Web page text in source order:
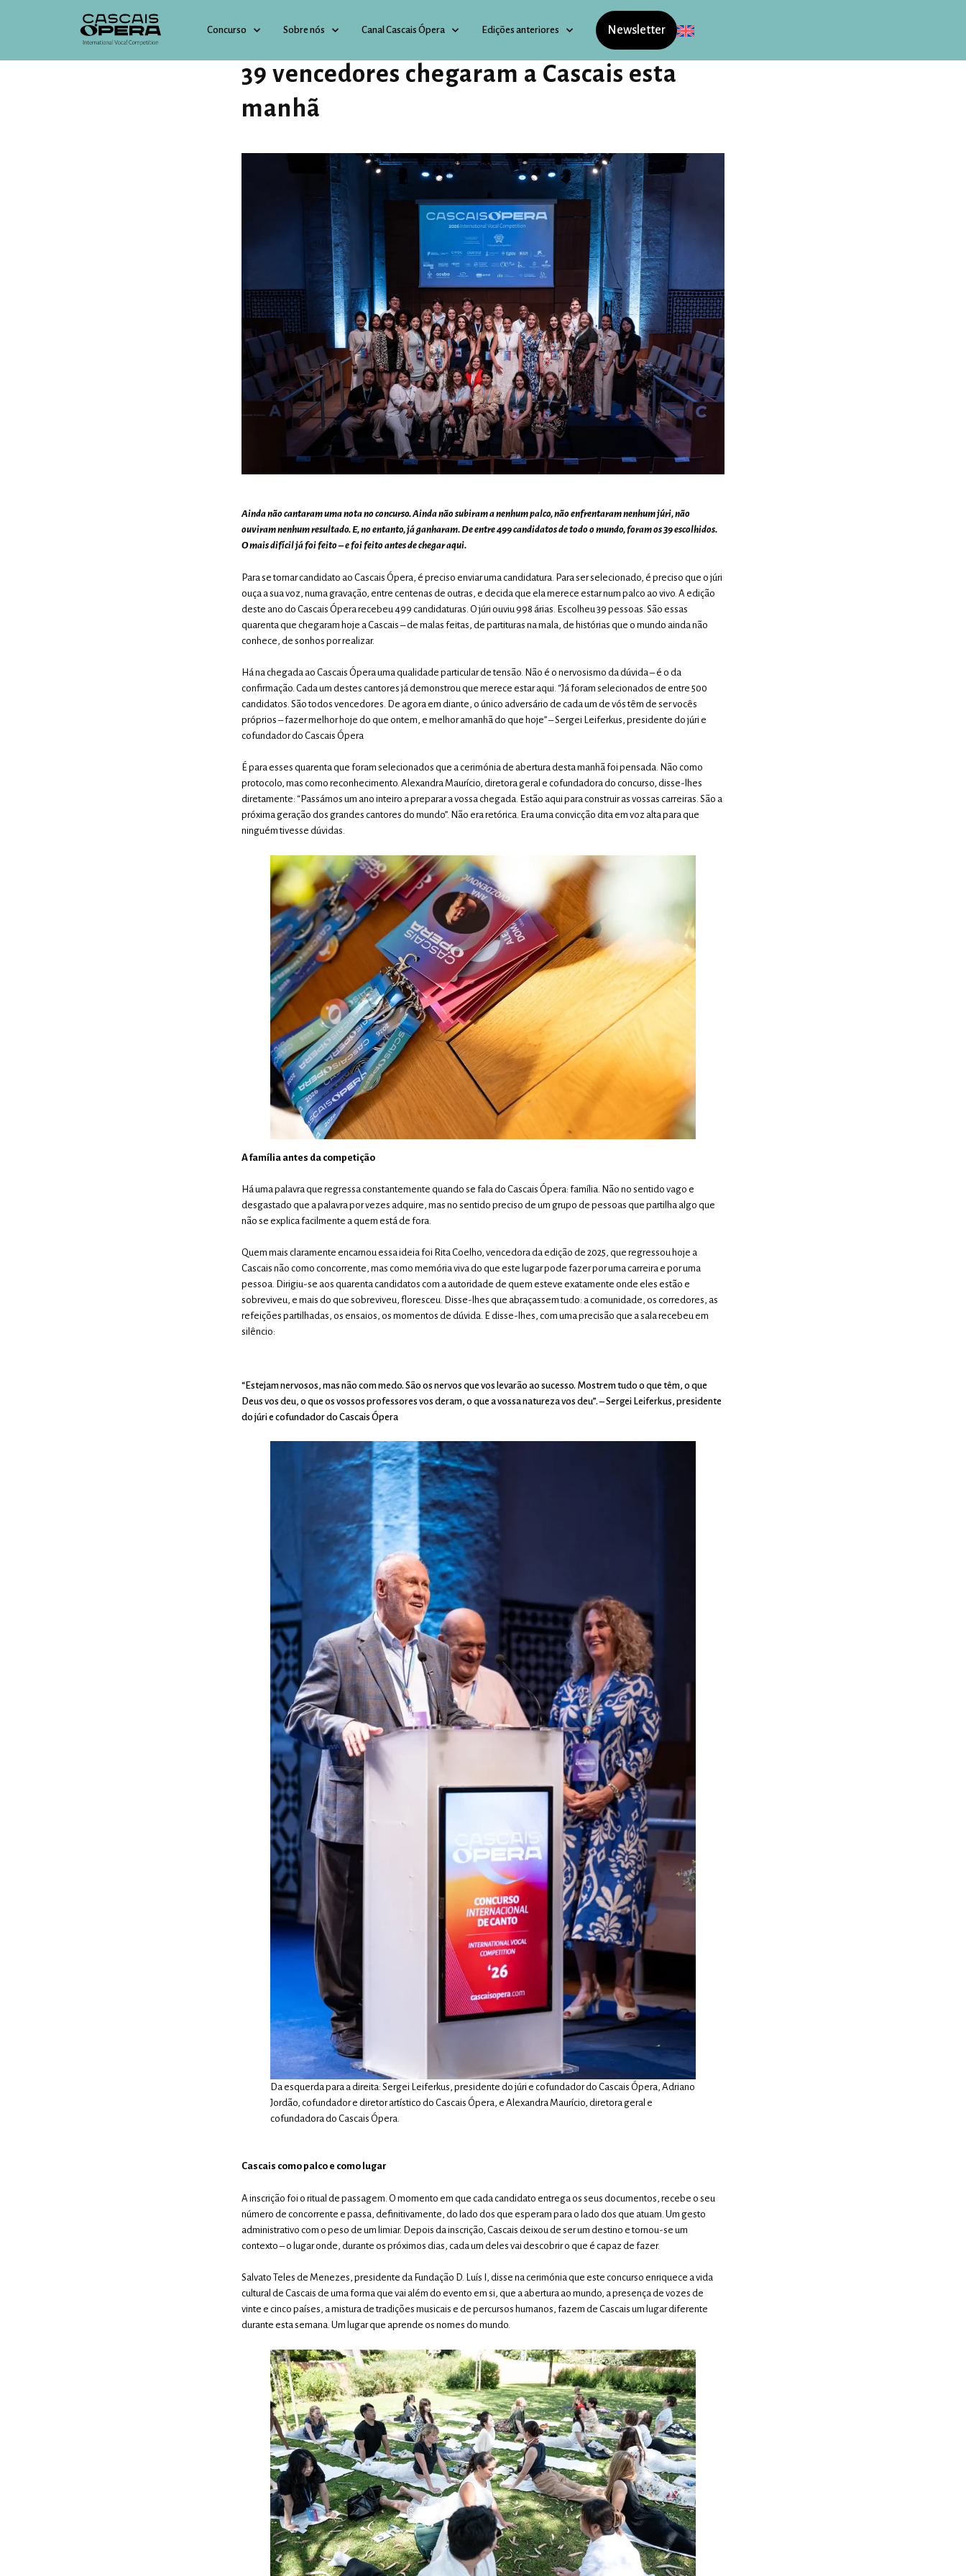
Concurso Sobre nós Canal Cascais Ópera Edições anteriores Newsletter
39 vencedores chegaram a Cascais esta
manhã
Ainda não cantaram uma nota no concurso. Ainda não subiram a nenhum palco, não enfrentaram nenhum júri, não
ouviram nenhum resultado. E, no entanto, já ganharam. De entre 499 candidatos de todo o mundo, foram os 39 escolhidos.
O mais difícil já foi feito – e foi feito antes de chegar aqui.
Para se tornar candidato ao Cascais Ópera, é preciso enviar uma candidatura. Para ser selecionado, é preciso que o júri
ouça a sua voz, numa gravação, entre centenas de outras, e decida que ela merece estar num palco ao vivo. A edição
deste ano do Cascais Ópera recebeu 499 candidaturas. O júri ouviu 998 árias. Escolheu 39 pessoas. São essas
quarenta que chegaram hoje a Cascais – de malas feitas, de partituras na mala, de histórias que o mundo ainda não
conhece, de sonhos por realizar.
Há na chegada ao Cascais Ópera uma qualidade particular de tensão. Não é o nervosismo da dúvida – é o da
confirmação. Cada um destes cantores já demonstrou que merece estar aqui. “Já foram selecionados de entre 500
candidatos. São todos vencedores. De agora em diante, o único adversário de cada um de vós têm de ser vocês
próprios – fazer melhor hoje do que ontem, e melhor amanhã do que hoje” – Sergei Leiferkus, presidente do júri e
cofundador do Cascais Ópera
É para esses quarenta que foram selecionados que a cerimónia de abertura desta manhã foi pensada. Não como
protocolo, mas como reconhecimento. Alexandra Maurício, diretora geral e cofundadora do concurso, disse-lhes
diretamente: “Passámos um ano inteiro a preparar a vossa chegada. Estão aqui para construir as vossas carreiras. São a
próxima geração dos grandes cantores do mundo”. Não era retórica. Era uma convicção dita em voz alta para que
ninguém tivesse dúvidas.
A família antes da competição
Há uma palavra que regressa constantemente quando se fala do Cascais Ópera: família. Não no sentido vago e
desgastado que a palavra por vezes adquire, mas no sentido preciso de um grupo de pessoas que partilha algo que
não se explica facilmente a quem está de fora.
Quem mais claramente encarnou essa ideia foi Rita Coelho, vencedora da edição de 2025, que regressou hoje a
Cascais não como concorrente, mas como memória viva do que este lugar pode fazer por uma carreira e por uma
pessoa. Dirigiu-se aos quarenta candidatos com a autoridade de quem esteve exatamente onde eles estão e
sobreviveu, e mais do que sobreviveu, floresceu. Disse-lhes que abraçassem tudo: a comunidade, os corredores, as
refeições partilhadas, os ensaios, os momentos de dúvida. E disse-lhes, com uma precisão que a sala recebeu em
silêncio:
“Estejam nervosos, mas não com medo. São os nervos que vos levarão ao sucesso. Mostrem tudo o que têm, o que
Deus vos deu, o que os vossos professores vos deram, o que a vossa natureza vos deu”. – Sergei Leiferkus, presidente
do júri e cofundador do Cascais Ópera
Da esquerda para a direita: Sergei Leiferkus, presidente do júri e cofundador do Cascais Ópera, Adriano
Jordão, cofundador e diretor artístico do Cascais Ópera, e Alexandra Maurício, diretora geral e
cofundadora do Cascais Ópera.
Cascais como palco e como lugar
A inscrição foi o ritual de passagem. O momento em que cada candidato entrega os seus documentos, recebe o seu
número de concorrente e passa, definitivamente, do lado dos que esperam para o lado dos que atuam. Um gesto
administrativo com o peso de um limiar. Depois da inscrição, Cascais deixou de ser um destino e tornou-se um
contexto – o lugar onde, durante os próximos dias, cada um deles vai descobrir o que é capaz de fazer.
Salvato Teles de Menezes, presidente da Fundação D. Luís I, disse na cerimónia que este concurso enriquece a vida
cultural de Cascais de uma forma que vai além do evento em si, que a abertura ao mundo, a presença de vozes de
vinte e cinco países, a mistura de tradições musicais e de percursos humanos, fazem de Cascais um lugar diferente
durante esta semana. Um lugar que aprende os nomes do mundo.